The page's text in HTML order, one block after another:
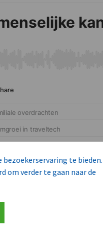
bezoekerservaring te bieden.
om verder te gaan naar de